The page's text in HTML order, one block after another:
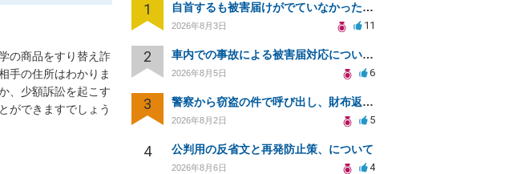
の商品をすり替え詐
手の住所はわかりま
、少額訴訟を起こす
ができますでしょう
1 自首するも被害届けがでていなかった場合
2026年8月3日 11
2 車内での事故による被害届対応についての相談
2026年8月5日 6
3 警察から窃盗の件で呼び出し、財布返却で自首すべきか？
2026年8月2日 5
4 公判用の反省文と再発防止策、について
2026年8月6日 4